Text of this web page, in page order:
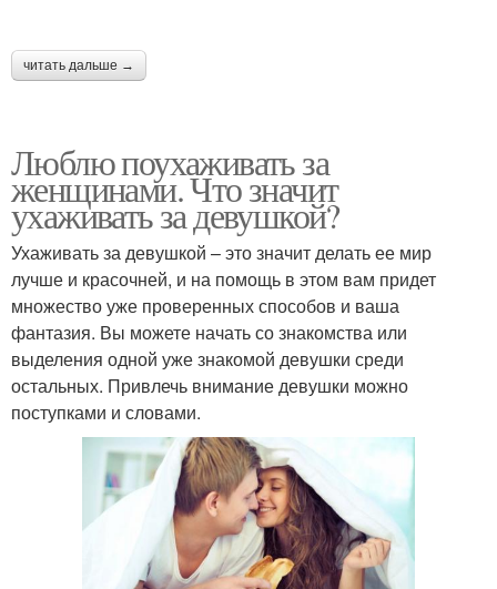
читать дальше →
Люблю поухаживать за
женщинами. Что значит
ухаживать за девушкой?
Ухаживать за девушкой – это значит делать ее мир
лучше и красочней, и на помощь в этом вам придет
множество уже проверенных способов и ваша
фантазия. Вы можете начать со знакомства или
выделения одной уже знакомой девушки среди
остальных. Привлечь внимание девушки можно
поступками и словами.